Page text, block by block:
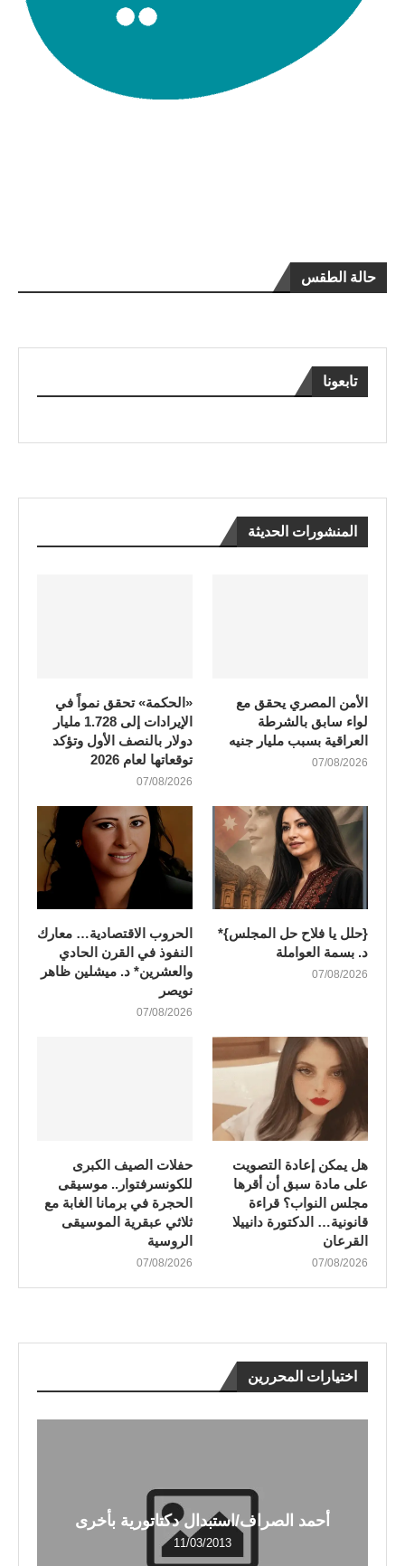
حالة الطقس
تابعونا
المنشورات الحديثة
الأمن المصري يحقق مع
لواء سابق بالشرطة
العراقية بسبب مليار جنيه
07/08/2026
«الحكمة» تحقق نمواً في
الإيرادات إلى 1.728 مليار
دولار بالنصف الأول وتؤكد
توقعاتها لعام 2026
07/08/2026
{حلل يا فلاح حل المجلس}*
د. بسمة العواملة
07/08/2026
الحروب الاقتصادية… معارك
النفوذ في القرن الحادي
والعشرين* د. ميشلين ظاهر
نويصر
07/08/2026
هل يمكن إعادة التصويت
على مادة سبق أن أقرها
مجلس النواب؟ قراءة
قانونية… الدكتورة دانييلا
القرعان
07/08/2026
​حفلات الصيف الكبرى
للكونسرفتوار.. موسيقى
الحجرة في برمانا الغابة مع
ثلاثي عبقرية الموسيقى
الروسية
07/08/2026
اختيارات المحررين
أحمد الصراف/استبدال دكتاتورية بأخرى
11/03/2013